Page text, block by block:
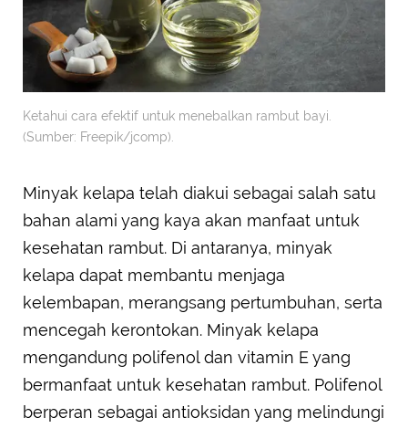
Ketahui cara efektif untuk menebalkan rambut bayi.
(Sumber: Freepik/jcomp).
Minyak kelapa telah diakui sebagai salah satu
bahan alami yang kaya akan manfaat untuk
kesehatan rambut. Di antaranya, minyak
kelapa dapat membantu menjaga
kelembapan, merangsang pertumbuhan, serta
mencegah kerontokan. Minyak kelapa
mengandung polifenol dan vitamin E yang
bermanfaat untuk kesehatan rambut. Polifenol
berperan sebagai antioksidan yang melindungi